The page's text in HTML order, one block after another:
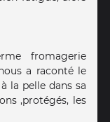
fromagerie
a raconté le
la pelle dans sa
,protégés, les